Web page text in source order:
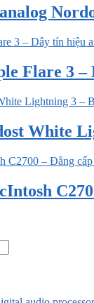
Flare 3 –
White